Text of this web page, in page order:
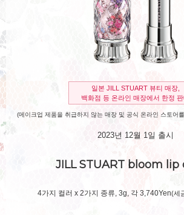
일본 JILL STUART 뷰티 매장,
백화점 등 온라인 매장에서 한정 판
(메이크업 제품을 취급하지 않는 매장 및 공식 온라인 스토어
2023년 12월 1일 출시
JILL STUART bloom lip
4가지 컬러 x 2가지 종류, 3g, 각 3,740Yen(세